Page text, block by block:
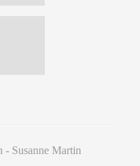
Susanne Martin